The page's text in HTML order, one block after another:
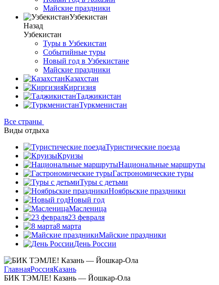
Майские праздники
Узбекистан
Назад
Узбекистан
Туры в Узбекистан
Событийные туры
Новый год в Узбекистане
Майские праздники
Казахстан
Киргизия
Таджикистан
Туркменистан
Все страны
Виды отдыха
Туристические поезда
Круизы
Национальные маршруты
Гастрономические туры
Туры с детьми
Ноябрьские праздники
Новый год
Масленица
23 февраля
8 марта
Майские праздники
День России
ГлавнаяРоссияКазань
БИК ТЭМЛЕ! Казань — Йошкар-Ола